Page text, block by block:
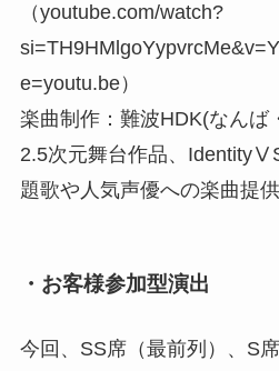
（youtube.com/watch?
e=youtu.be）
楽曲制作：難波HDK(なんば
2.5次元舞台作品、
題歌や人気声優への楽曲提
・お客様参加型演出
今回、SS席（最前列）、S